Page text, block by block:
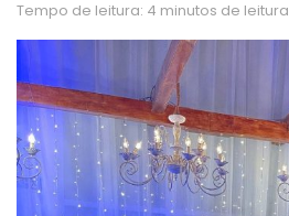
Tempo de leitura: 4 minutos de leitura